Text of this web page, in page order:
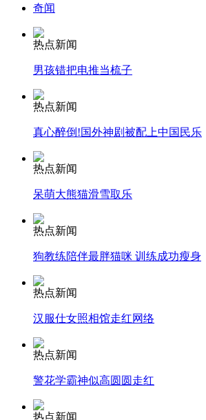
外交部：有关国家言论片面不公正
安徽一实载49人客车翻车
走！跟着总书记去植树
消防员救轻生者
纽约上演“枕头大战”
司机酒驾遇交警 急速倒车逃窜
奇闻
热点新闻
男孩错把电推当梳子
热点新闻
真心醉倒!国外神剧被配上中国民乐
热点新闻
呆萌大熊猫滑雪取乐
热点新闻
狗教练陪伴最胖猫咪 训练成功瘦身
热点新闻
汉服仕女照相馆走红网络
热点新闻
警花学霸神似高圆圆走红
热点新闻